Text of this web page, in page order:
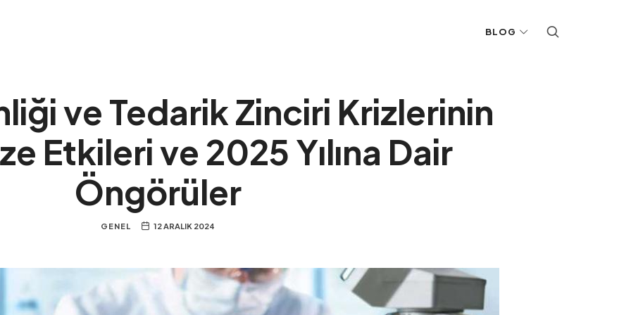
BLOG
ve Tedarik Zinciri Krizlerinin
Etkileri ve 2025 Yılına Dair
Öngörüler
GENEL 12 ARALIK 2024